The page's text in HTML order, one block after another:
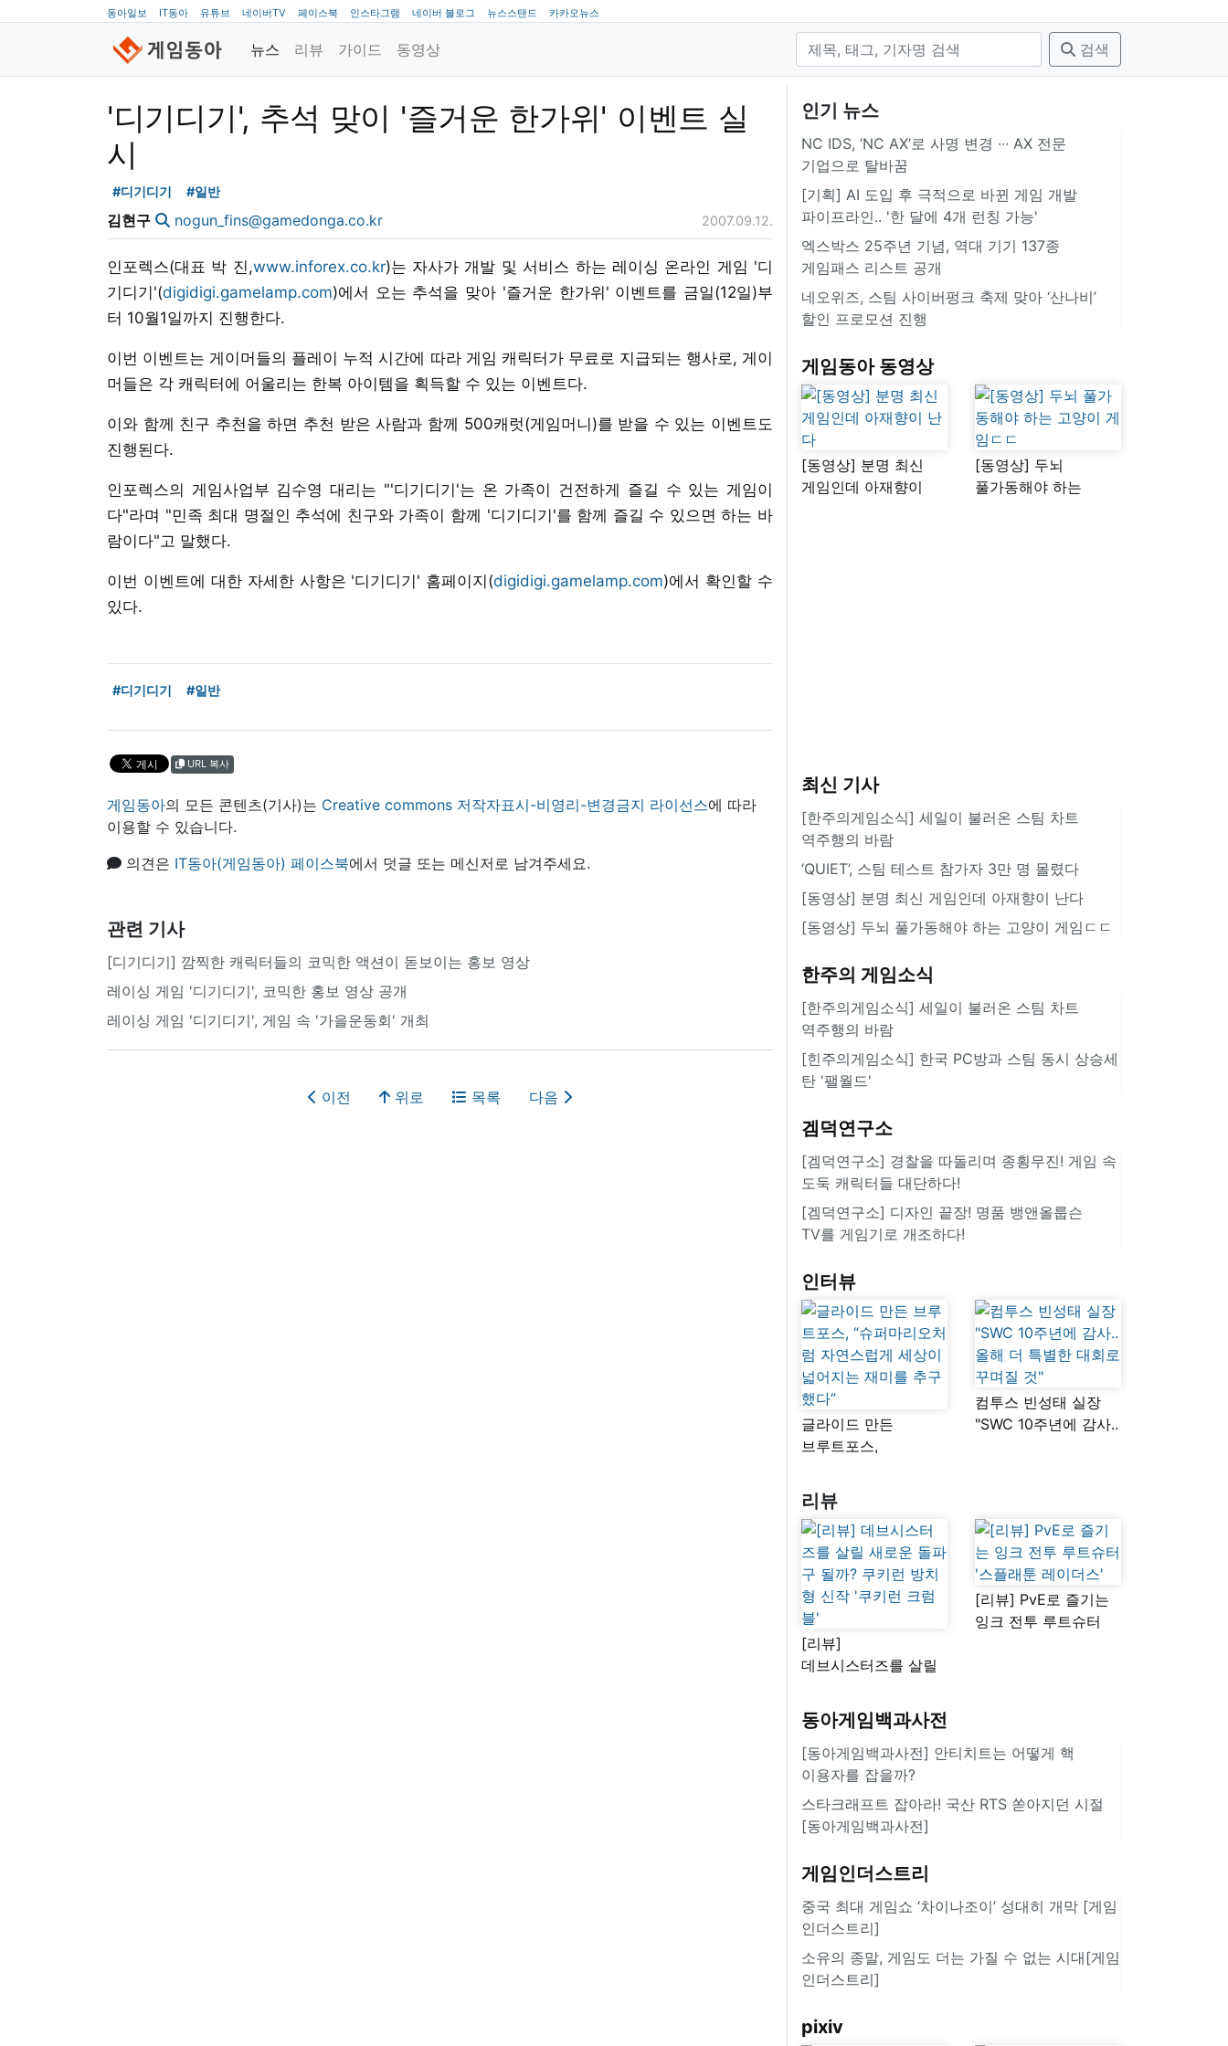
동아일보 IT동아 유튜브 네이버TV 페이스북 인스타그램 네이버 블로그 뉴스스탠드 카카오뉴스
뉴스 리뷰 가이드 동영상 검색
'디기디기', 추석 맞이 '즐거운 한가위' 이벤트 실
시
#디기디기 #일반
김현구 nogun_fins@gamedonga.co.kr 2007.09.12.
인포렉스(대표 박 진,www.inforex.co.kr)는 자사가 개발 및 서비스 하는 레이싱 온라인 게임 '디
기디기'(digidigi.gamelamp.com)에서 오는 추석을 맞아 '즐거운 한가위' 이벤트를 금일(12일)부
터 10월1일까지 진행한다.
이번 이벤트는 게이머들의 플레이 누적 시간에 따라 게임 캐릭터가 무료로 지급되는 행사로, 게이
머들은 각 캐릭터에 어울리는 한복 아이템을 획득할 수 있는 이벤트다.
이와 함께 친구 추천을 하면 추천 받은 사람과 함께 500캐럿(게임머니)를 받을 수 있는 이벤트도
진행된다.
인포렉스의 게임사업부 김수영 대리는 "'디기디기'는 온 가족이 건전하게 즐길 수 있는 게임이
다"라며 "민족 최대 명절인 추석에 친구와 가족이 함께 '디기디기'를 함께 즐길 수 있으면 하는 바
람이다"고 말했다.
이번 이벤트에 대한 자세한 사항은 '디기디기' 홈페이지(digidigi.gamelamp.com)에서 확인할 수
있다.
#디기디기 #일반
URL 복사
게임동아의 모든 콘텐츠(기사)는 Creative commons 저작자표시-비영리-변경금지 라이선스에 따라
이용할 수 있습니다.
의견은 IT동아(게임동아) 페이스북에서 덧글 또는 메신저로 남겨주세요.
관련 기사
[디기디기] 깜찍한 캐릭터들의 코믹한 액션이 돋보이는 홍보 영상
레이싱 게임 '디기디기', 코믹한 홍보 영상 공개
레이싱 게임 '디기디기', 게임 속 '가을운동회' 개최
이전 위로 목록 다음
인기 뉴스
NC IDS, ‘NC AX’로 사명 변경 ∙∙∙ AX 전문
기업으로 탈바꿈
[기획] AI 도입 후 극적으로 바뀐 게임 개발
파이프라인.. '한 달에 4개 런칭 가능'
엑스박스 25주년 기념, 역대 기기 137종
게임패스 리스트 공개
네오위즈, 스팀 사이버펑크 축제 맞아 ‘산나비’
할인 프로모션 진행
게임동아 동영상
[동영상] 분명 최신
게임인데 아재향이
[동영상] 두뇌
풀가동해야 하는
최신 기사
[한주의게임소식] 세일이 불러온 스팀 차트
역주행의 바람
‘QUIET’, 스팀 테스트 참가자 3만 명 몰렸다
[동영상] 분명 최신 게임인데 아재향이 난다
[동영상] 두뇌 풀가동해야 하는 고양이 게임ㄷㄷ
한주의 게임소식
[한주의게임소식] 세일이 불러온 스팀 차트
역주행의 바람
[힌주의게임소식] 한국 PC방과 스팀 동시 상승세
탄 '팰월드'
겜덕연구소
[겜덕연구소] 경찰을 따돌리며 종횡무진! 게임 속
도둑 캐릭터들 대단하다!
[겜덕연구소] 디자인 끝장! 명품 뱅앤올룹슨
TV를 게임기로 개조하다!
인터뷰
글라이드 만든
브루트포스,
자연스럽게 세상이
넓어지는 재미를
추구했다”
컴투스 빈성태 실장
"SWC 10주년에 감사..
리뷰
[리뷰]
데브시스터즈를 살릴
쿠키런 방치형 신작
'쿠키런 크럼블'
[리뷰] PvE로 즐기는
잉크 전투 루트슈터
동아게임백과사전
[동아게임백과사전] 안티치트는 어떻게 핵
이용자를 잡을까?
스타크래프트 잡아라! 국산 RTS 쏟아지던 시절
[동아게임백과사전]
게임인더스트리
중국 최대 게임쇼 ‘차이나조이’ 성대히 개막 [게임
인더스트리]
소유의 종말, 게임도 더는 가질 수 없는 시대[게임
인더스트리]
pixiv